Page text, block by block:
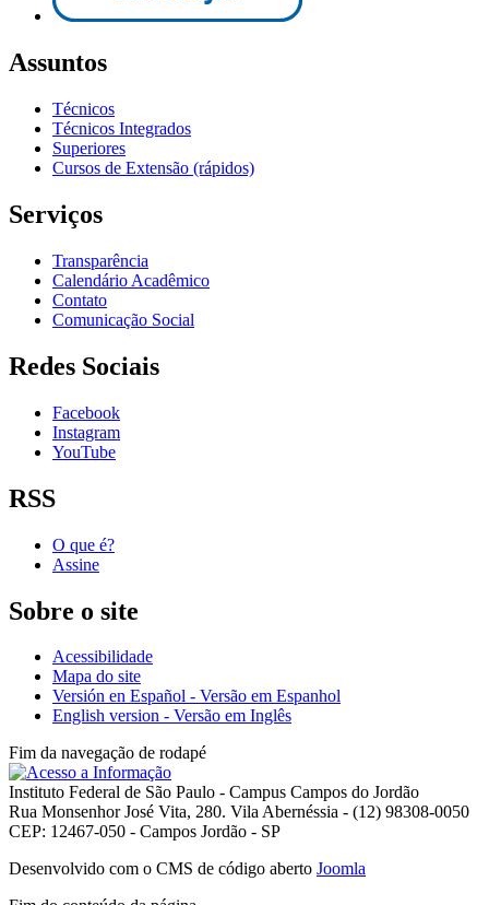
Assuntos
Técnicos
Técnicos Integrados
Superiores
Cursos de Extensão (rápidos)
Serviços
Transparência
Calendário Acadêmico
Contato
Comunicação Social
Redes Sociais
Facebook
Instagram
YouTube
RSS
O que é?
Assine
Sobre o site
Acessibilidade
Mapa do site
Versión en Español - Versão em Espanhol
English version - Versão em Inglês
Fim da navegação de rodapé
Instituto Federal de São Paulo - Campus Campos do Jordão
Rua Monsenhor José Vita, 280. Vila Abernéssia - (12) 98308-0050
CEP: 12467-050 - Campos Jordão - SP
Desenvolvido com o CMS de código aberto Joomla